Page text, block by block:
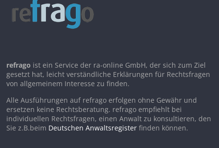
refrago ist ein Service der ra-online GmbH, der sich zum Ziel
gesetzt hat, leicht verständliche Erklärungen für Rechtsfragen
von allgemeinem Interesse zu finden.
Alle Ausführungen auf refrago erfolgen ohne Gewähr und
ersetzen keine Rechtsberatung. refrago empfiehlt bei
individuellen Rechtsfragen, einen Anwalt zu konsultieren, den
Sie z.B.beim Deutschen Anwaltsregister finden können.